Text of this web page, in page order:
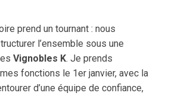
prend un tournant : nous
l’ensemble sous une
Vignobles K. Je prends
fonctions le 1er janvier, avec la
d’une équipe de confiance,